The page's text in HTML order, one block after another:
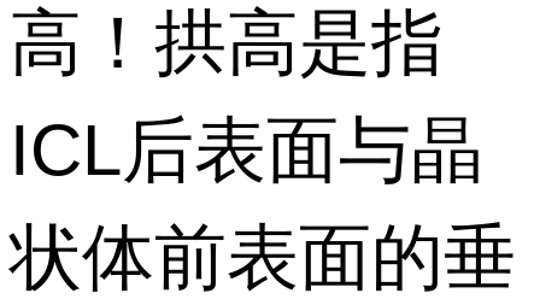
高！拱高是指
ICL后表面与晶
状体前表面的垂